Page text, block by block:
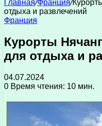
Главная/Франция/
отдыха и развлечений
Франция
Курорты
для отдыха и
04.07.2024
0 Время чтения: 10 мин.